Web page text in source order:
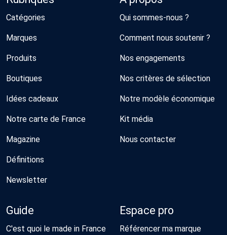
Catégories
Marques
Produits
Boutiques
Idées cadeaux
Notre carte de France
Magazine
Définitions
Newsletter
Qui sommes-nous ?
Comment nous soutenir ?
Nos engagements
Nos critères de sélection
Notre modèle économique
Kit média
Nous contacter
Guide
C'est quoi le made in France
Espace pro
Référencer ma marque